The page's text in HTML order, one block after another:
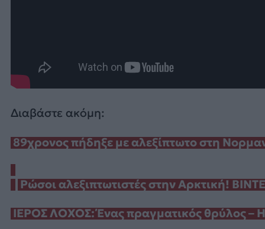
Διαβάστε ακόμη:
89χρονος πήδηξε με αλεξίπτωτο στη
Ρώσοι αλεξιπτωτιστές στην Αρκτική!
ΙΕΡΟΣ ΛΟΧΟΣ: Ένας πραγματικός θρύλος – Η